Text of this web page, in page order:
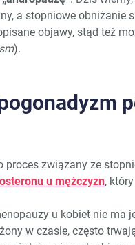
a stopniowe obniżanie
objawy, stąd też
).
proces związany ze
u mężczyzn,
u kobiet nie ma
w czasie, często